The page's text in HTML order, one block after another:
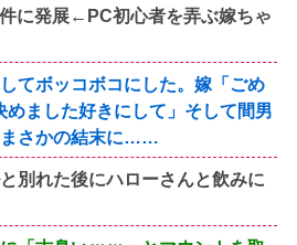
に発展←PC初心者を弄ぶ嫁ちゃ
てボッコボコにした。嫁「ごめ
ました好きにして」そして間男
さかの結末に……
別れた後にハローさんと飲みに